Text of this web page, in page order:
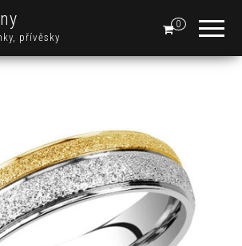
přívěsky
0